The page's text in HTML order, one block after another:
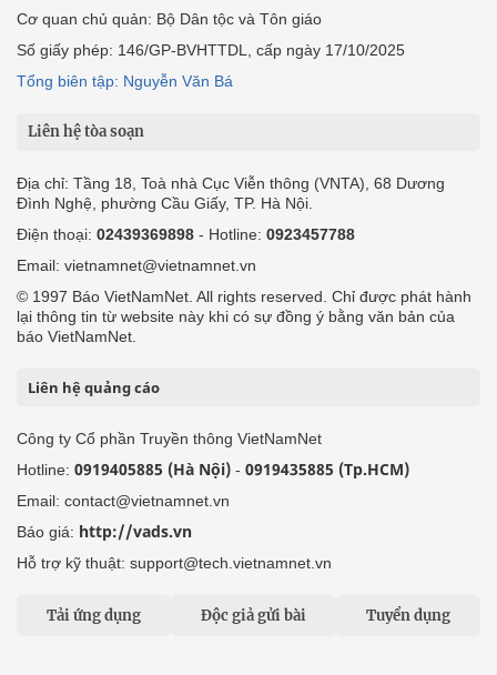
Cơ quan chủ quản: Bộ Dân tộc và Tôn giáo
Số giấy phép: 146/GP-BVHTTDL, cấp ngày 17/10/2025
Tổng biên tập: Nguyễn Văn Bá
Liên hệ tòa soạn
Địa chỉ: Tầng 18, Toà nhà Cục Viễn thông (VNTA), 68 Dương
Đình Nghệ, phường Cầu Giấy, TP. Hà Nội.
Điện thoại: 02439369898 - Hotline: 0923457788
Email: vietnamnet@vietnamnet.vn
© 1997 Báo VietNamNet. All rights reserved. Chỉ được phát hành
lại thông tin từ website này khi có sự đồng ý bằng văn bản của
báo VietNamNet.
Liên hệ quảng cáo
Công ty Cổ phần Truyền thông VietNamNet
Hotline: 0919405885 (Hà Nội) - 0919435885 (Tp.HCM)
Email: contact@vietnamnet.vn
Báo giá: http://vads.vn
Hỗ trợ kỹ thuật: support@tech.vietnamnet.vn
Tải ứng dụng Độc giả gửi bài Tuyển dụng